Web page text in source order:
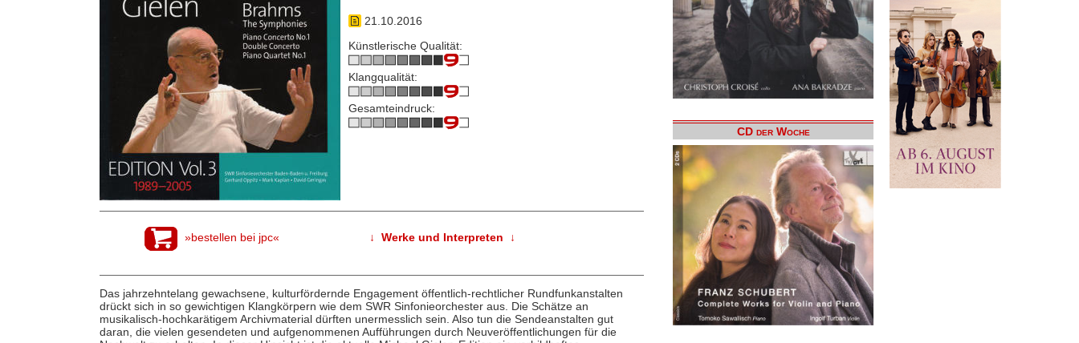
21.10.2016
Künstlerische Qualität:
Klangqualität:
Gesamteindruck:
»bestellen bei jpc« ↓ Werke und Interpreten ↓
Das jahrzehntelang gewachsene, kulturfördernde Engagement öffentlich-rechtlicher Rundfunkanstalten
drückt sich in so gewichtigen Klangkörpern wie dem SWR Sinfonieorchester aus. Die Schätze an
musikalisch-hochkarätigem Archivmaterial dürften unermesslich sein. Also tun die Sendeanstalten gut
daran, die vielen gesendeten und aufgenommenen Aufführungen durch Neuveröffentlichungen für die
CD der Woche